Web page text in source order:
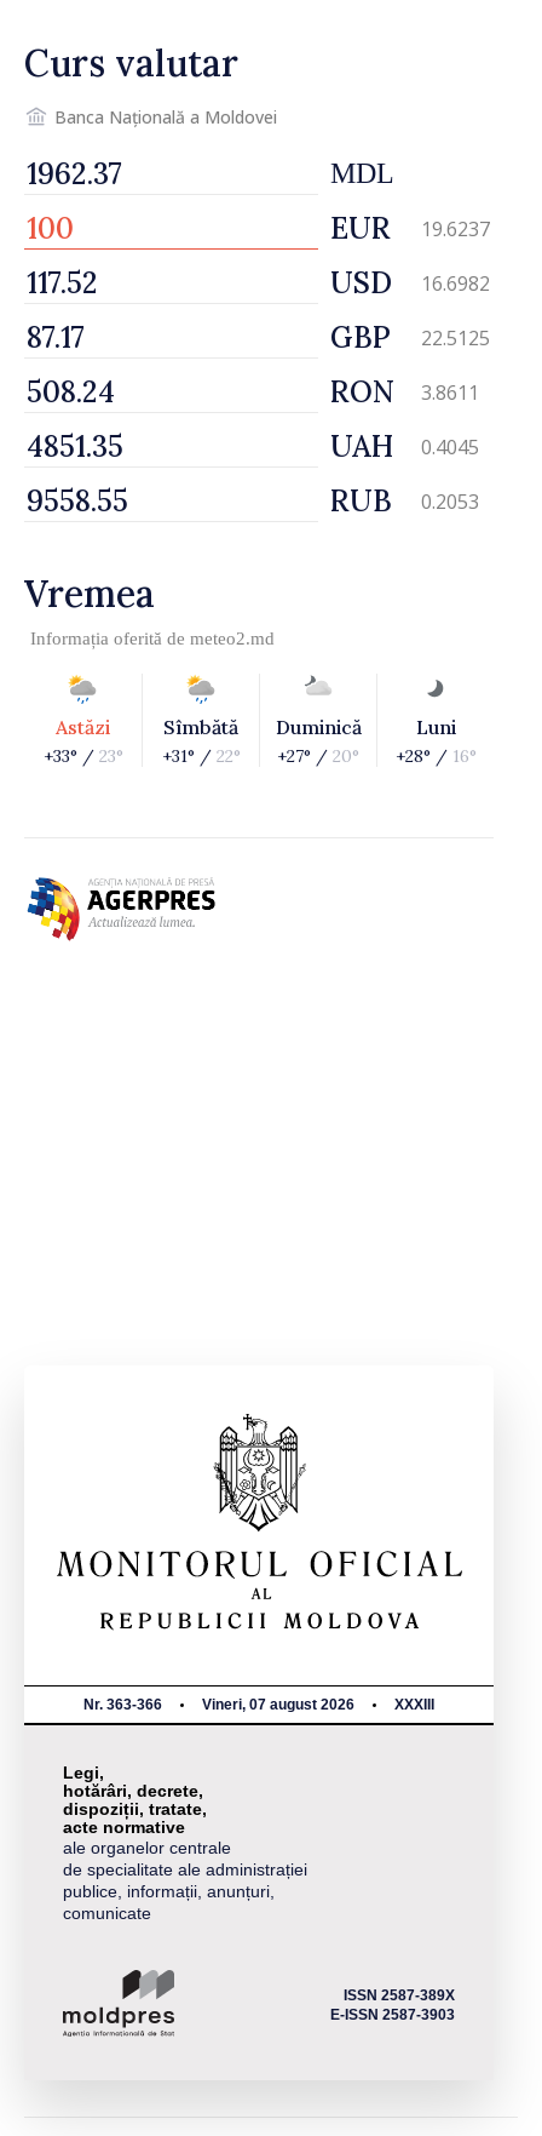
Curs valutar
Banca Națională a Moldovei
MDL
EUR 19.6237
USD 16.6982
GBP 22.5125
RON 3.8611
UAH 0.4045
RUB 0.2053
Vremea
Informația oferită de meteo2.md
Astăzi
+33° / 23°
Sîmbătă
+31° / 22°
Duminică
+27° / 20°
Luni
+28° / 16°
Nr. 363-366 Vineri, 07 august 2026 XXXIII
Legi,
hotărâri, decrete,
dispoziții, tratate,
acte normative
ale organelor centrale
de specialitate ale administrației
publice, informații, anunțuri,
comunicate
ISSN 2587-389X
E-ISSN 2587-3903